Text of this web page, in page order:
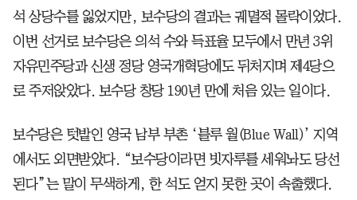
석 상당수를 잃었지만, 보수당의 결과는 궤멸적 몰락이었다.
이번 선거로 보수당은 의석 수와 득표율 모두에서 만년 3위
자유민주당과 신생 정당 영국개혁당에도 뒤처지며 제4당으
로 주저앉았다. 보수당 창당 190년 만에 처음 있는 일이다.
보수당은 텃밭인 영국 남부 부촌 ‘블루 월(Blue Wall)’ 지역
에서도 외면받았다. “보수당이라면 빗자루를 세워놔도 당선
된다”는 말이 무색하게, 한 석도 얻지 못한 곳이 속출했다.